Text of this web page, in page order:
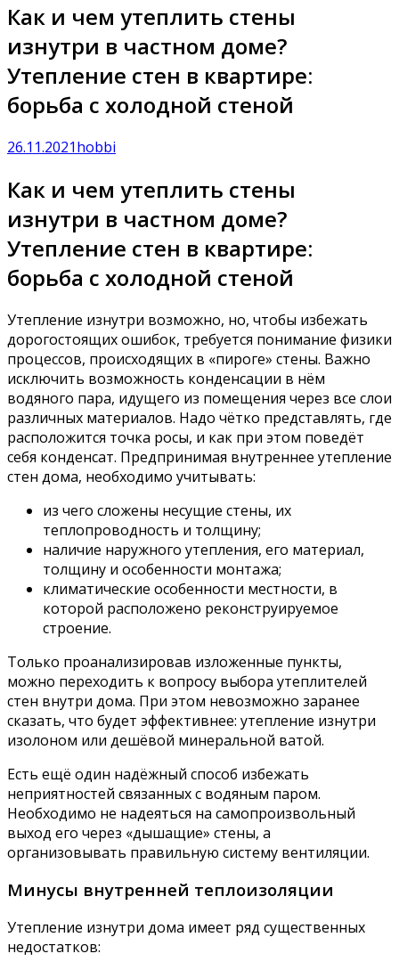
Как и чем утеплить стены
изнутри в частном доме?
Утепление стен в квартире:
борьба с холодной стеной
26.11.2021hobbi
Как и чем утеплить стены
изнутри в частном доме?
Утепление стен в квартире:
борьба с холодной стеной
Утепление изнутри возможно, но, чтобы избежать
дорогостоящих ошибок, требуется понимание физики
процессов, происходящих в «пироге» стены. Важно
исключить возможность конденсации в нём
водяного пара, идущего из помещения через все слои
различных материалов. Надо чётко представлять, где
расположится точка росы, и как при этом поведёт
себя конденсат. Предпринимая внутреннее утепление
стен дома, необходимо учитывать:
из чего сложены несущие стены, их
теплопроводность и толщину;
наличие наружного утепления, его материал,
толщину и особенности монтажа;
климатические особенности местности, в
которой расположено реконструируемое
строение.
Только проанализировав изложенные пункты,
можно переходить к вопросу выбора утеплителей
стен внутри дома. При этом невозможно заранее
сказать, что будет эффективнее: утепление изнутри
изолоном или дешёвой минеральной ватой.
Есть ещё один надёжный способ избежать
неприятностей связанных с водяным паром.
Необходимо не надеяться на самопроизвольный
выход его через «дышащие» стены, а
организовывать правильную систему вентиляции.
Минусы внутренней теплоизоляции
Утепление изнутри дома имеет ряд существенных
недостатков: